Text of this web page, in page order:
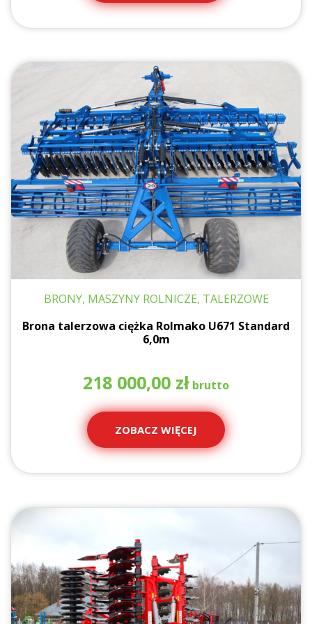
BRONY, MASZYNY ROLNICZE, TALERZOWE
Brona talerzowa ciężka Rolmako U671 Standard
6,0m
218 000,00 zł
ZOBACZ WIĘCEJ